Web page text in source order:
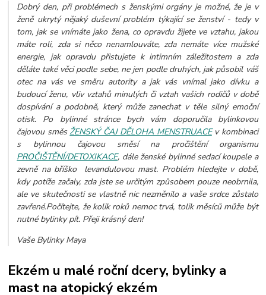
Dobrý den, při problémech s ženskými orgány je možné, že je v
ženě ukrytý nějaký duševní problém týkající se ženství - tedy v
tom, jak se vnímáte jako žena, co opravdu žijete ve vztahu, jakou
máte roli, zda si něco nenamlouváte, zda nemáte více mužské
energie, jak opravdu přistujete k intimním záležitostem a zda
děláte také věci podle sebe, ne jen podle druhých, jak působil váš
otec na vás ve směru autority a jak vás vnímal jako dívku a
budoucí ženu, vliv vztahů minulých či vztah vašich rodičů v době
dospívání a podobně, který může zanechat v těle silný emoční
otisk. Po bylinné stránce bych vám doporučila bylinkovou
čajovou směsŽENSKÝ ČAJ DĚLOHA MENSTRUACEv kombinaci
s bylinnou čajovou směsí na pročištění organismu
PROČIŠTĚNÍ/DETOXIKACE, dále ženské bylinné sedací koupele a
zevně na bříško levandulovou mast. Problém hledejte v době,
kdy potíže začaly, zda jste se určitým způsobem pouze neobrnila,
ale ve skutečnosti se vlastně nic nezměnilo a vaše srdce zůstalo
zavřené.Počítejte, že kolik roků nemoc trvá, tolik měsíců může být
nutné bylinky pít. Přeji krásný den!
Vaše Bylinky Maya
Ekzém u malé roční dcery, bylinky a
mast na atopický ekzém